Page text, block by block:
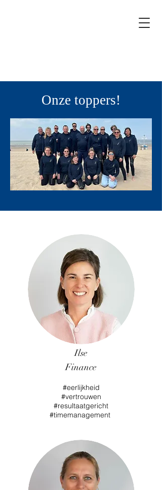
Onze toppers!
Ilse
Finance
#eerlijkheid
#vertrouwen
#resultaatgericht
#timemanagement